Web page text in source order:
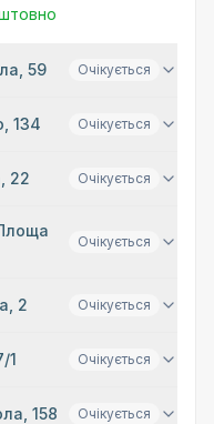
59 Очікується
134 Очікується
22 Очікується
Очікується
2 Очікується
1 Очікується
158 Очікується